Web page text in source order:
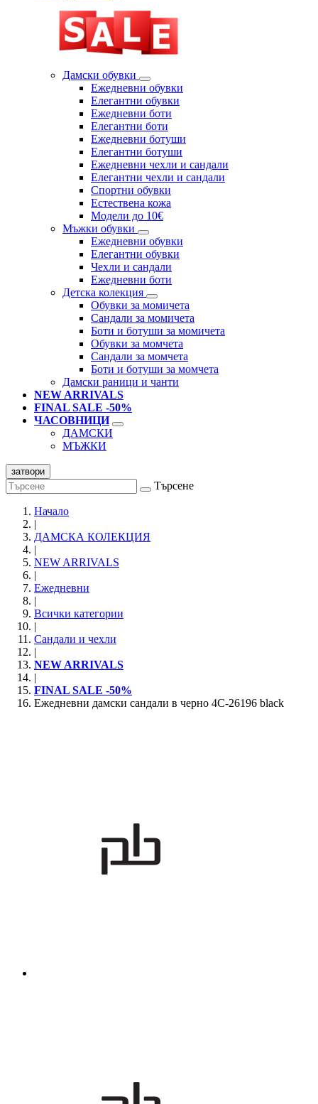
Дамски обувки
Eжедневни обувки
Eлегантни обувки
Eжедневни боти
Eлегантни боти
Eжедневни ботуши
Eлегантни ботуши
Ежедневни чехли и сандали
Елегантни чехли и сандали
Спортни обувки
Естествена кожа
Модели до 10€
Мъжки обувки
Ежедневни обувки
Елегантни обувки
Чехли и сандали
Ежедневни боти
Детска колекция
Обувки за момичета
Сандали за момичета
Боти и ботуши за момичета
Обувки за момчета
Сандали за момчета
Боти и ботуши за момчета
Дамски раници и чанти
NEW ARRIVALS
FINAL SALE -50%
ЧАСОВНИЦИ
ДАМСКИ
МЪЖКИ
затвори
Търсене
Начало
|
ДАМСКА КОЛЕКЦИЯ
|
NEW ARRIVALS
|
Ежедневни
|
Всички категории
|
Сандали и чехли
|
NEW ARRIVALS
|
FINAL SALE -50%
Ежедневни дамски сандали в черно 4C-26196 black